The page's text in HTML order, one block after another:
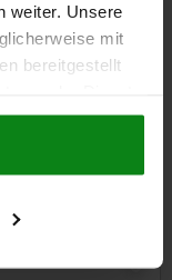
weiter. Unsere
mit
bereitgestellt
auch